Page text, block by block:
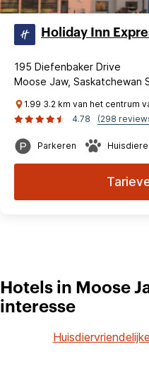
Holiday Inn
195 Diefenbaker Drive
Moose Jaw, Saskatchewan
1.99 3.2 km van het centrum
4.78
(298
Parkeren
Hotels in Moose
interesse